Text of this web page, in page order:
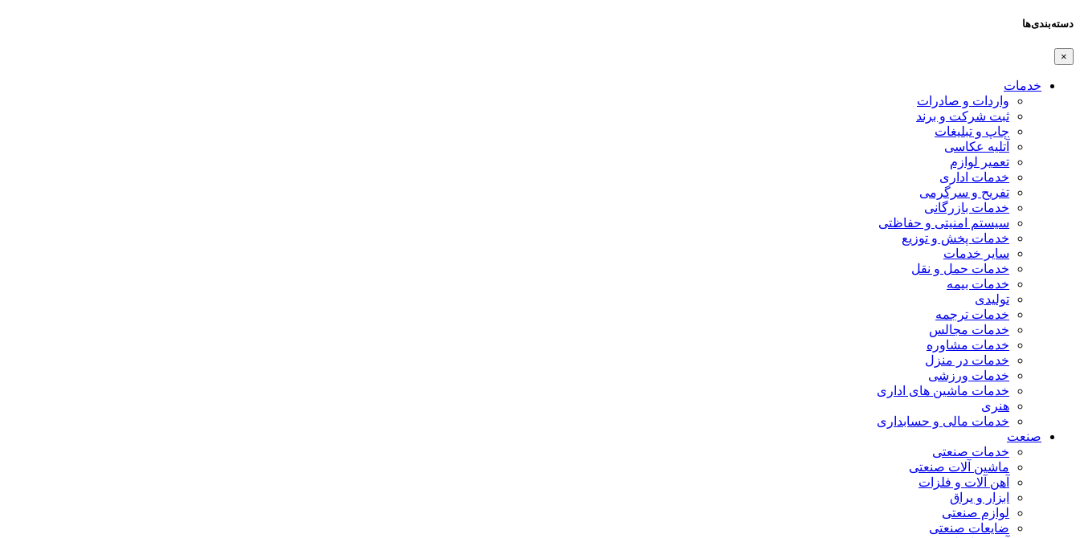
دسته‌بندی‌ها
×
خدمات
واردات و صادرات
ثبت شرکت و برند
چاپ و تبلیغات
آتلیه عکاسی
تعمیر لوازم
خدمات اداری
تفریح و سرگرمی
خدمات بازرگانی
سیستم امنیتی و حفاظتی
خدمات پخش و توزیع
سایر خدمات
خدمات حمل و نقل
خدمات بیمه
تولیدی
خدمات ترجمه
خدمات مجالس
خدمات مشاوره
خدمات در منزل
خدمات ورزشی
خدمات ماشین های اداری
هنری
خدمات مالی و حسابداری
صنعت
خدمات صنعتی
ماشین آلات صنعتی
آهن آلات و فلزات
ابزار و یراق
لوازم صنعتی
ضایعات صنعتی